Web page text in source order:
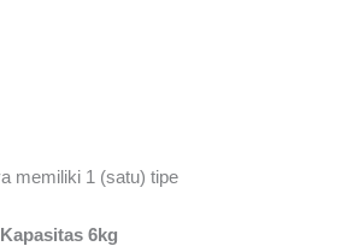
memiliki 1 (satu) tipe
6kg